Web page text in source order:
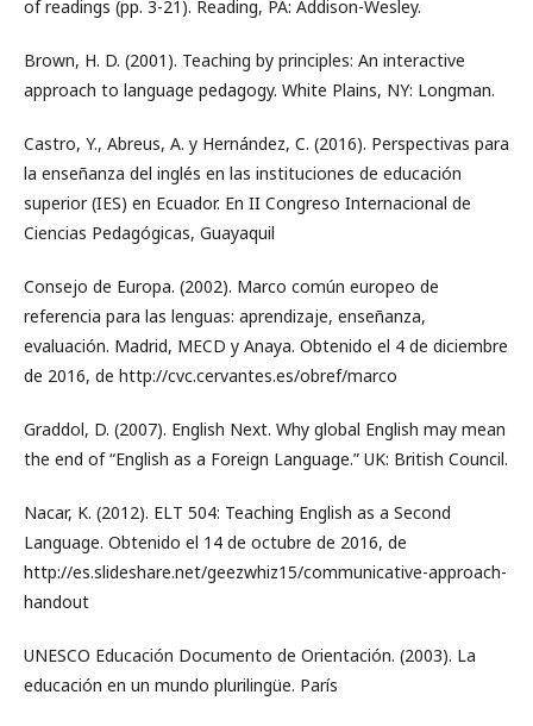
of readings (pp. 3-21). Reading, PA: Addison-Wesley.
Brown, H. D. (2001). Teaching by principles: An interactive
approach to language pedagogy. White Plains, NY: Longman.
Castro, Y., Abreus, A. y Hernández, C. (2016). Perspectivas para
la enseñanza del inglés en las instituciones de educación
superior (IES) en Ecuador. En II Congreso Internacional de
Ciencias Pedagógicas, Guayaquil
Consejo de Europa. (2002). Marco común europeo de
referencia para las lenguas: aprendizaje, enseñanza,
evaluación. Madrid, MECD y Anaya. Obtenido el 4 de diciembre
de 2016, de http://cvc.cervantes.es/obref/marco
Graddol, D. (2007). English Next. Why global English may mean
the end of “English as a Foreign Language.” UK: British Council.
Nacar, K. (2012). ELT 504: Teaching English as a Second
Language. Obtenido el 14 de octubre de 2016, de
http://es.slideshare.net/geezwhiz15/communicative-approach-
handout
UNESCO Educación Documento de Orientación. (2003). La
educación en un mundo plurilingüe. París